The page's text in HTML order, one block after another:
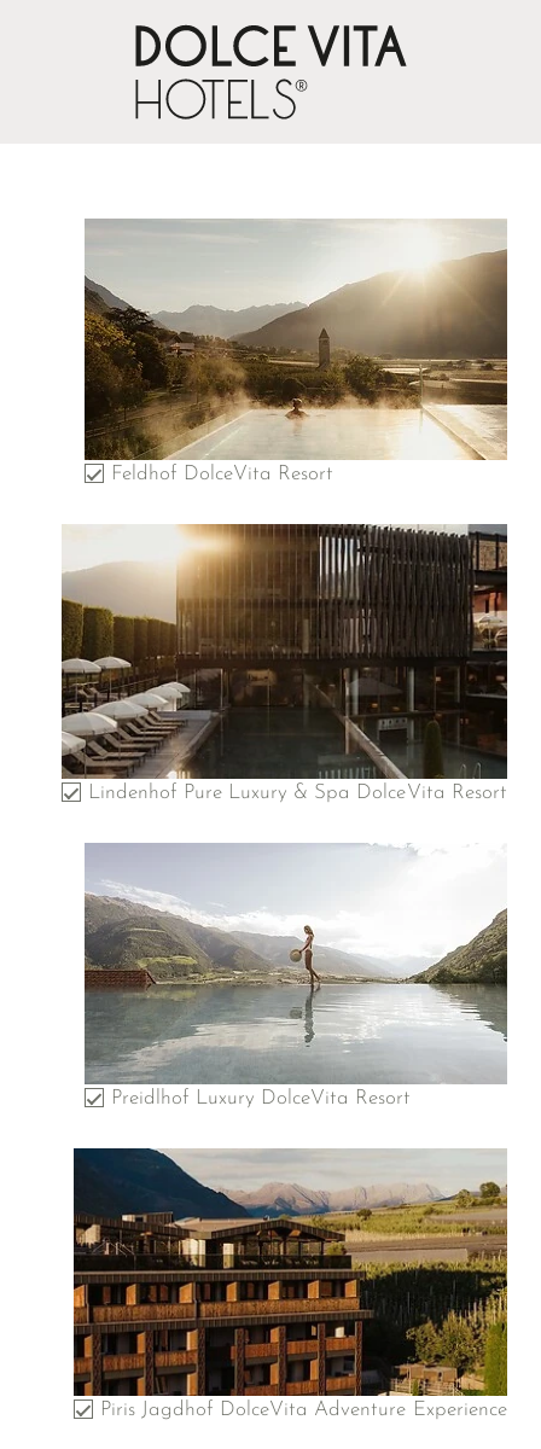
Feldhof DolceVita Resort
Lindenhof Pure Luxury & Spa DolceVita Resort
Preidlhof Luxury DolceVita Resort
Piris Jagdhof DolceVita Adventure Experience